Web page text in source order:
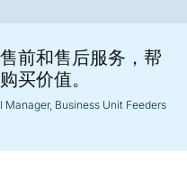
前和售后服务，帮
买价值。
Manager, Business Unit Feeders